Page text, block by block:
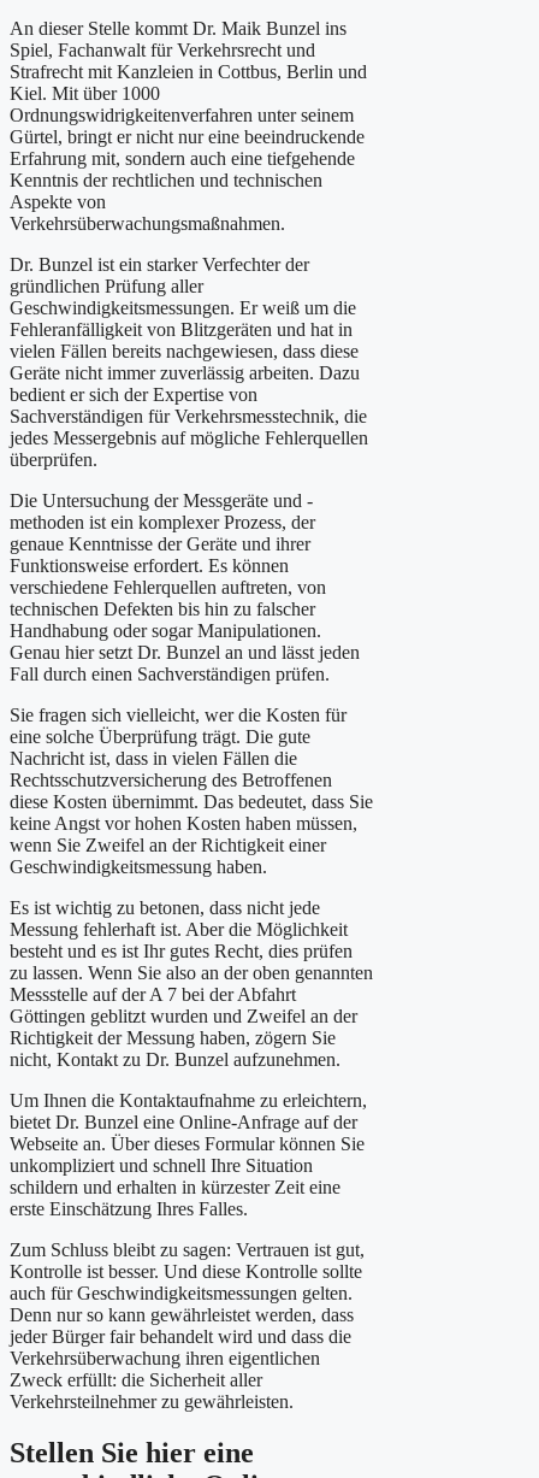
An dieser Stelle kommt Dr. Maik Bunzel ins
Spiel, Fachanwalt für Verkehrsrecht und
Strafrecht mit Kanzleien in Cottbus, Berlin und
Kiel. Mit über 1000
Ordnungswidrigkeitenverfahren unter seinem
Gürtel, bringt er nicht nur eine beeindruckende
Erfahrung mit, sondern auch eine tiefgehende
Kenntnis der rechtlichen und technischen
Aspekte von
Verkehrsüberwachungsmaßnahmen.
Dr. Bunzel ist ein starker Verfechter der
gründlichen Prüfung aller
Geschwindigkeitsmessungen. Er weiß um die
Fehleranfälligkeit von Blitzgeräten und hat in
vielen Fällen bereits nachgewiesen, dass diese
Geräte nicht immer zuverlässig arbeiten. Dazu
bedient er sich der Expertise von
Sachverständigen für Verkehrsmesstechnik, die
jedes Messergebnis auf mögliche Fehlerquellen
überprüfen.
Die Untersuchung der Messgeräte und -
methoden ist ein komplexer Prozess, der
genaue Kenntnisse der Geräte und ihrer
Funktionsweise erfordert. Es können
verschiedene Fehlerquellen auftreten, von
technischen Defekten bis hin zu falscher
Handhabung oder sogar Manipulationen.
Genau hier setzt Dr. Bunzel an und lässt jeden
Fall durch einen Sachverständigen prüfen.
Sie fragen sich vielleicht, wer die Kosten für
eine solche Überprüfung trägt. Die gute
Nachricht ist, dass in vielen Fällen die
Rechtsschutzversicherung des Betroffenen
diese Kosten übernimmt. Das bedeutet, dass Sie
keine Angst vor hohen Kosten haben müssen,
wenn Sie Zweifel an der Richtigkeit einer
Geschwindigkeitsmessung haben.
Es ist wichtig zu betonen, dass nicht jede
Messung fehlerhaft ist. Aber die Möglichkeit
besteht und es ist Ihr gutes Recht, dies prüfen
zu lassen. Wenn Sie also an der oben genannten
Messstelle auf der A 7 bei der Abfahrt
Göttingen geblitzt wurden und Zweifel an der
Richtigkeit der Messung haben, zögern Sie
nicht, Kontakt zu Dr. Bunzel aufzunehmen.
Um Ihnen die Kontaktaufnahme zu erleichtern,
bietet Dr. Bunzel eine Online-Anfrage auf der
Webseite an. Über dieses Formular können Sie
unkompliziert und schnell Ihre Situation
schildern und erhalten in kürzester Zeit eine
erste Einschätzung Ihres Falles.
Zum Schluss bleibt zu sagen: Vertrauen ist gut,
Kontrolle ist besser. Und diese Kontrolle sollte
auch für Geschwindigkeitsmessungen gelten.
Denn nur so kann gewährleistet werden, dass
jeder Bürger fair behandelt wird und dass die
Verkehrsüberwachung ihren eigentlichen
Zweck erfüllt: die Sicherheit aller
Verkehrsteilnehmer zu gewährleisten.
Stellen Sie hier eine